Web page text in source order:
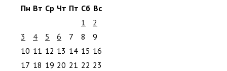
Пн Вт Ср Чт Пт Сб Вс
1
2
3
4 5 6 7 8
9
10 11 12 13 14 15 16
17 18 19 20 21 22 23